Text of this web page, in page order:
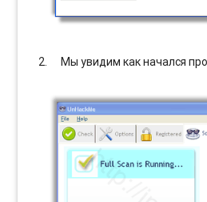
Мы увидим как начался